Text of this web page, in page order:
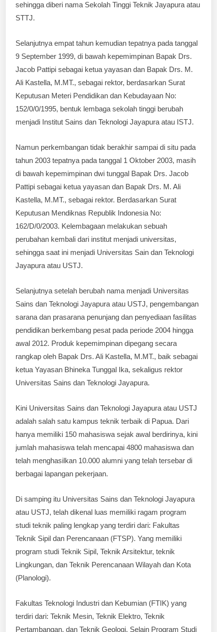
sehingga diberi nama Sekolah Tinggi Teknik Jayapura atau
STTJ.
Selanjutnya empat tahun kemudian tepatnya pada tanggal
9 September 1999, di bawah kepemimpinan Bapak Drs.
Jacob Pattipi sebagai ketua yayasan dan Bapak Drs. M.
Ali Kastella, M.MT., sebagai rektor, berdasarkan Surat
Keputusan Meteri Pendidikan dan Kebudayaan No:
152/0/0/1995, bentuk lembaga sekolah tinggi berubah
menjadi Institut Sains dan Teknologi Jayapura atau ISTJ.
Namun perkembangan tidak berakhir sampai di situ pada
tahun 2003 tepatnya pada tanggal 1 Oktober 2003, masih
di bawah kepemimpinan dwi tunggal Bapak Drs. Jacob
Pattipi sebagai ketua yayasan dan Bapak Drs. M. Ali
Kastella, M.MT., sebagai rektor. Berdasarkan Surat
Keputusan Mendiknas Republik Indonesia No:
162/D/0/2003. Kelembagaan melakukan sebuah
perubahan kembali dari institut menjadi universitas,
sehingga saat ini menjadi Universitas Sain dan Teknologi
Jayapura atau USTJ.
Selanjutnya setelah berubah nama menjadi Universitas
Sains dan Teknologi Jayapura atau USTJ, pengembangan
sarana dan prasarana penunjang dan penyediaan fasilitas
pendidikan berkembang pesat pada periode 2004 hingga
awal 2012. Produk kepemimpinan dipegang secara
rangkap oleh Bapak Drs. Ali Kastella, M.MT., baik sebagai
ketua Yayasan Bhineka Tunggal Ika, sekaligus rektor
Universitas Sains dan Teknologi Jayapura.
Kini Universitas Sains dan Teknologi Jayapura atau USTJ
adalah salah satu kampus teknik terbaik di Papua. Dari
hanya memiliki 150 mahasiswa sejak awal berdirinya, kini
jumlah mahasiswa telah mencapai 4800 mahasiswa dan
telah menghasilkan 10.000 alumni yang telah tersebar di
berbagai lapangan pekerjaan.
Di samping itu Universitas Sains dan Teknologi Jayapura
atau USTJ, telah dikenal luas memiliki ragam program
studi teknik paling lengkap yang terdiri dari: Fakultas
Teknik Sipil dan Perencanaan (FTSP). Yang memiliki
program studi Teknik Sipil, Teknik Arsitektur, teknik
Lingkungan, dan Teknik Perencanaan Wilayah dan Kota
(Planologi).
Fakultas Teknologi Industri dan Kebumian (FTIK) yang
terdiri dari: Teknik Mesin, Teknik Elektro, Teknik
Pertambangan, dan Teknik Geologi. Selain Program Studi